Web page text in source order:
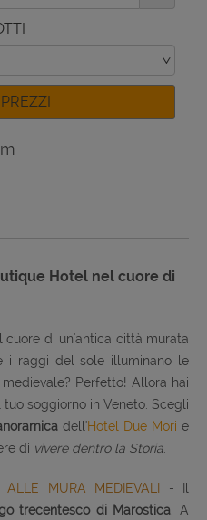
Hotel nel cuore di
cuore di un'antica città murata
i raggi del sole illuminano le
Perfetto! Allora hai
soggiorno in Veneto. Scegli
dell'Hotel Due Mori e
di vivere dentro la Storia.
ALLE MURA MEDIEVALI
- Il
trecentesco di Marostica. A